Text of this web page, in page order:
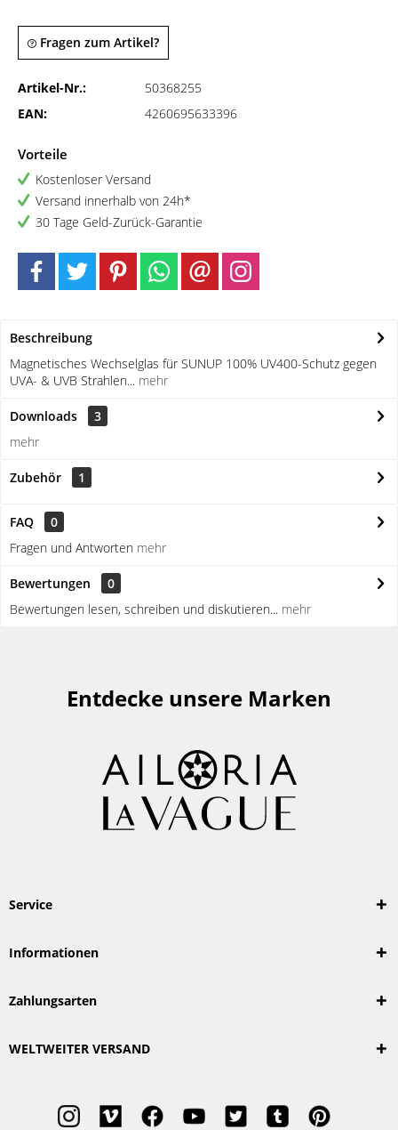
Fragen zum Artikel?
Artikel-Nr.:
50368255
EAN:
4260695633396
Vorteile
Kostenloser Versand
Versand innerhalb von 24h*
30 Tage Geld-Zurück-Garantie
Beschreibung
Magnetisches Wechselglas für SUNUP 100% UV400-Schutz gegen
UVA- & UVB Strahlen... mehr
Downloads
3
mehr
Zubehör 1
FAQ
0
Fragen und Antworten mehr
Bewertungen
0
Bewertungen lesen, schreiben und diskutieren... mehr
Entdecke unsere Marken
Service
Informationen
Zahlungsarten
WELTWEITER VERSAND